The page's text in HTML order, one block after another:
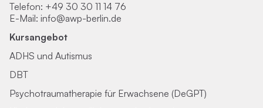
Telefon: +49 30 30 11 14 76
E-Mail: info@awp-berlin.de
Kursangebot
ADHS und Autismus
DBT
Psychotraumatherapie für Erwachsene (DeGPT)